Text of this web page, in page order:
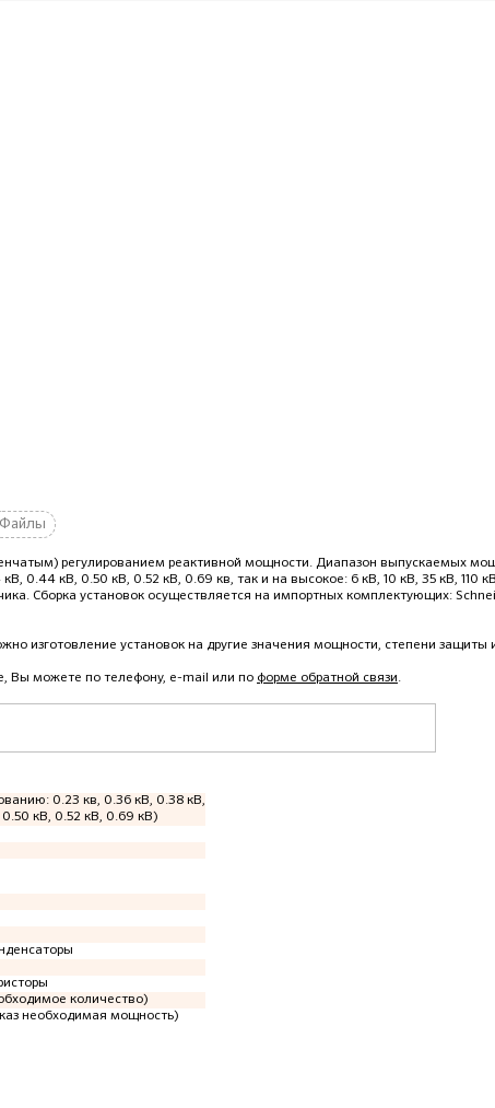
Файлы
регулированием реактивной мощности. Диапазон выпускаемых
0.44 кВ, 0.50 кВ, 0.52 кВ, 0.69 кв, так и на высокое: 6 кВ, 10 кВ, 35 кВ, 110
Сборка установок осуществляется на импортных комплектующих:
изготовление установок на другие значения мощности, степени защиты
Вы можете по телефону, e-mail или по форме обратной связи.
0.23 кв, 0.36 кВ, 0.38 кВ,
кВ, 0.52 кВ, 0.69 кВ)
количество)
необходимая мощность)